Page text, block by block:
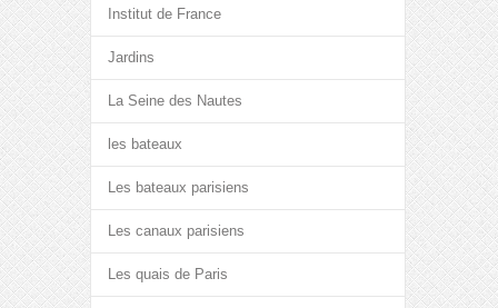
Institut de France
Jardins
La Seine des Nautes
les bateaux
Les bateaux parisiens
Les canaux parisiens
Les quais de Paris